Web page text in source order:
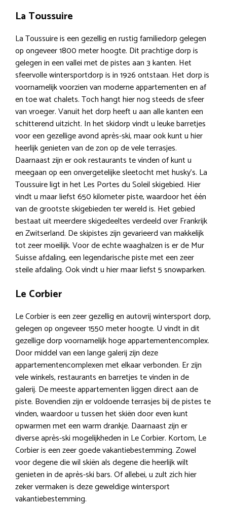
La Toussuire
La Toussuire is een gezellig en rustig familiedorp gelegen
op ongeveer 1800 meter hoogte. Dit prachtige dorp is
gelegen in een vallei met de pistes aan 3 kanten. Het
sfeervolle wintersportdorp is in 1926 ontstaan. Het dorp is
voornamelijk voorzien van moderne appartementen en af
en toe wat chalets. Toch hangt hier nog steeds de sfeer
van vroeger. Vanuit het dorp heeft u aan alle kanten een
schitterend uitzicht. In het skidorp vindt u leuke barretjes
voor een gezellige avond après-ski, maar ook kunt u hier
heerlijk genieten van de zon op de vele terrasjes.
Daarnaast zijn er ook restaurants te vinden of kunt u
meegaan op een onvergetelijke sleetocht met husky’s. La
Toussuire ligt in het Les Portes du Soleil skigebied. Hier
vindt u maar liefst 650 kilometer piste, waardoor het één
van de grootste skigebieden ter wereld is. Het gebied
bestaat uit meerdere skigedeeltes verdeeld over Frankrijk
en Zwitserland. De skipistes zijn gevarieerd van makkelijk
tot zeer moeilijk. Voor de echte waaghalzen is er de Mur
Suisse afdaling, een legendarische piste met een zeer
steile afdaling. Ook vindt u hier maar liefst 5 snowparken.
Le Corbier
Le Corbier is een zeer gezellig en autovrij wintersport dorp,
gelegen op ongeveer 1550 meter hoogte. U vindt in dit
gezellige dorp voornamelijk hoge appartementencomplex.
Door middel van een lange galerij zijn deze
appartementencomplexen met elkaar verbonden. Er zijn
vele winkels, restaurants en barretjes te vinden in de
galerij. De meeste appartementen liggen direct aan de
piste. Bovendien zijn er voldoende terrasjes bij de pistes te
vinden, waardoor u tussen het skiën door even kunt
opwarmen met een warm drankje. Daarnaast zijn er
diverse après-ski mogelijkheden in Le Corbier. Kortom, Le
Corbier is een zeer goede vakantiebestemming. Zowel
voor degene die wil skiën als degene die heerlijk wilt
genieten in de après-ski bars. Of allebei, u zult zich hier
zeker vermaken is deze geweldige wintersport
vakantiebestemming.